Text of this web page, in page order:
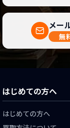
メー
無
はじめての方へ
はじめての方へ